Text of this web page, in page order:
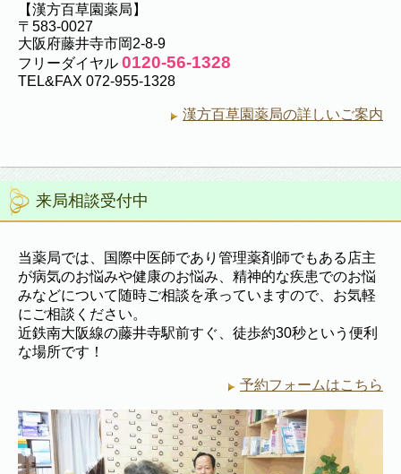
【漢方百草園薬局】
〒583-0027
大阪府藤井寺市岡2-8-9
フリーダイヤル 0120-56-1328
TEL&FAX 072-955-1328
漢方百草園薬局の詳しいご案内
来局相談受付中
当薬局では、国際中医師であり管理薬剤師でもある店主
が病気のお悩みや健康のお悩み、精神的な疾患でのお悩
みなどについて随時ご相談を承っていますので、お気軽
にご相談ください。
近鉄南大阪線の藤井寺駅前すぐ、徒歩約30秒という便利
な場所です！
予約フォームはこちら